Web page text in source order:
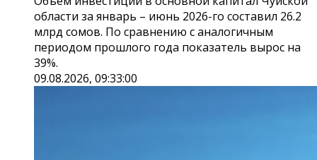
области за январь – июнь 2026-го составил 26.2
млрд сомов. По сравнению с аналогичным
периодом прошлого года показатель вырос на
39%.
09.08.2026, 09:33:00